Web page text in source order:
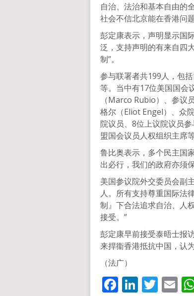
自治、法治和基本自由的
社会不信北京能在香港问
彭定康表示，声明显示国
泛，支持声明的有来自四
制”。
参与联署者共199人，包
等。当中有17位美国国会
（Marco Rubio）、参议
格尔（Eliot Engel）、众
院议员、8位上议院议员
盟国会议员人权组织主席
鲁比奥表示，多个民主国
出必行，我们的政府亦须
美国参议院外交委员会副
人。所有支持尊重国际法
制』下合法追求自治、人
接受。”
彭定康早前接受泰晤士报
来捍衞香港抵抗中国，认
（法广）
Facebook